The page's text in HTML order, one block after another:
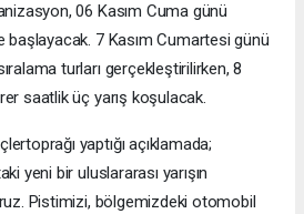
06 Kasım Cuma günü
7 Kasım Cumartesi günü
turları gerçekleştirilirken, 8
saatlik üç yarış koşulacak.
yaptığı açıklamada;
yeni bir uluslararası yarışın
Pistimizi, bölgemizdeki otomobil